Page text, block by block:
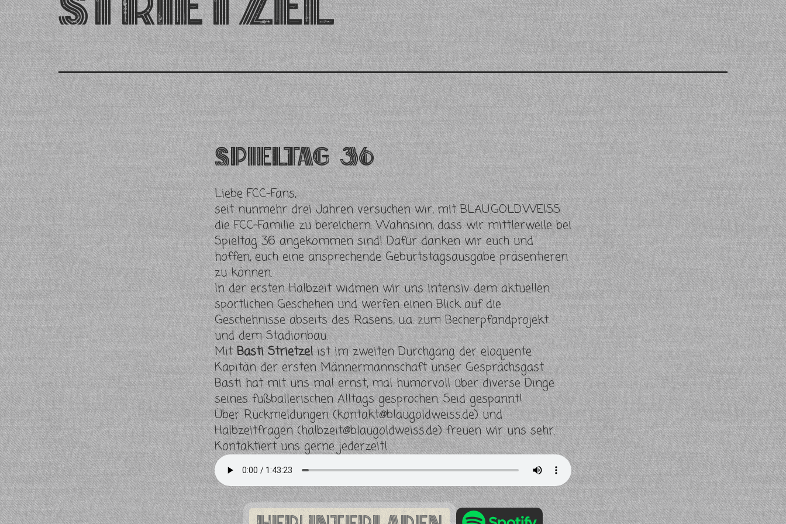
Spieltag 36
Liebe FCC-Fans,
seit nunmehr drei Jahren versuchen wir, mit BLAU.GOLD.WEISS.
die FCC-Familie zu bereichern. Wahnsinn, dass wir mittlerweile bei
Spieltag 36 angekommen sind! Dafür danken wir euch und
hoffen, euch eine ansprechende Geburtstagsausgabe präsentieren
zu können.
In der ersten Halbzeit widmen wir uns intensiv dem aktuellen
sportlichen Geschehen und werfen einen Blick auf die
Geschehnisse abseits des Rasens, u.a. zum Becherpfandprojekt
und dem Stadionbau.
MitBasti Strietzelist im zweiten Durchgang der eloquente
Kapitän der ersten Männermannschaft unser Gesprächsgast.
Basti hat mit uns mal ernst, mal humorvoll über diverse Dinge
seines fußballerischen Alltags gesprochen. Seid gespannt!
Über Rückmeldungen (kontakt@blaugoldweiss.de) und
Halbzeitfragen (halbzeit@blaugoldweiss.de) freuen wir uns sehr.
Kontaktiert uns gerne jederzeit!